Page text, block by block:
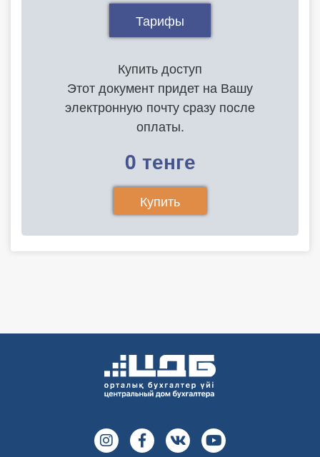
Тарифы
Купить доступ
Этот документ придет на Вашу
электронную почту сразу после
оплаты.
0 тенге
Купить